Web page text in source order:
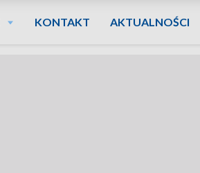
KONTAKT AKTUALNOŚCI